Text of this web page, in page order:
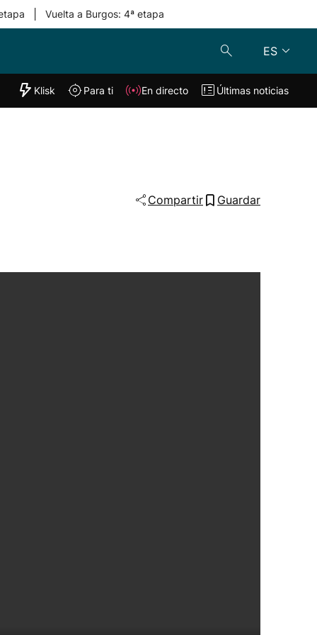
Vuelta a Burgos: 4ª etapa
ES
"Helmuga"
Klisk En directo
Klisk Para ti En directo Últimas noticias
Compartir Guardar